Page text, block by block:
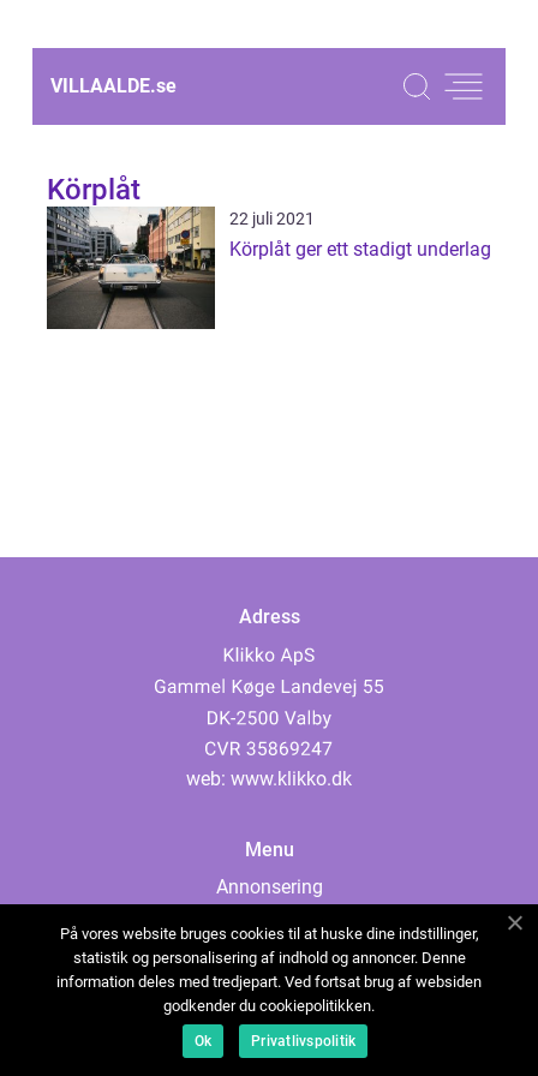
VILLAALDE.se
Körplåt
22 juli 2021
Körplåt ger ett stadigt underlag
Adress
web: www.klikko.dk
Menu
Annonsering
Cookies
Kontakta oss
Sitemap
På vores website bruges cookies til at huske dine indstillinger,
statistik og personalisering af indhold og annoncer. Denne
information deles med tredjepart. Ved fortsat brug af websiden
godkender du cookiepolitikken.
Ok Privatlivspolitik